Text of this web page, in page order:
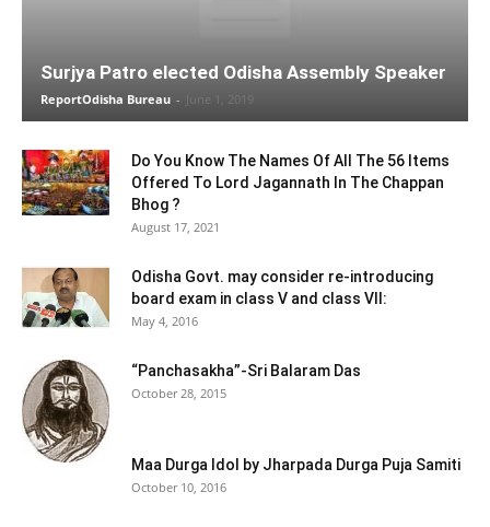
Surjya Patro elected Odisha Assembly Speaker
ReportOdisha Bureau - June 1, 2019
Do You Know The Names Of All The 56 Items
Offered To Lord Jagannath In The Chappan
Bhog ?
August 17, 2021
Odisha Govt. may consider re-introducing
board exam in class V and class VII:
May 4, 2016
“Panchasakha”-Sri Balaram Das
October 28, 2015
Maa Durga Idol by Jharpada Durga Puja Samiti
October 10, 2016